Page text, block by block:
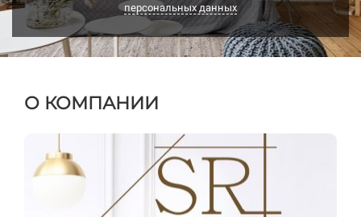
персональных данных
О КОМПАНИИ